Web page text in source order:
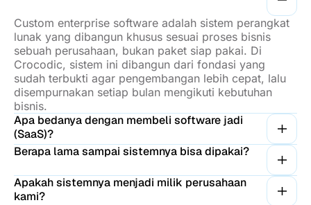
Custom enterprise software adalah sistem perangkat
lunak yang dibangun khusus sesuai proses bisnis
sebuah perusahaan, bukan paket siap pakai. Di
Crocodic, sistem ini dibangun dari fondasi yang
sudah terbukti agar pengembangan lebih cepat, lalu
disempurnakan setiap bulan mengikuti kebutuhan
bisnis.
Apa bedanya dengan membeli software jadi
(SaaS)?
Berapa lama sampai sistemnya bisa dipakai?
Apakah sistemnya menjadi milik perusahaan
kami?